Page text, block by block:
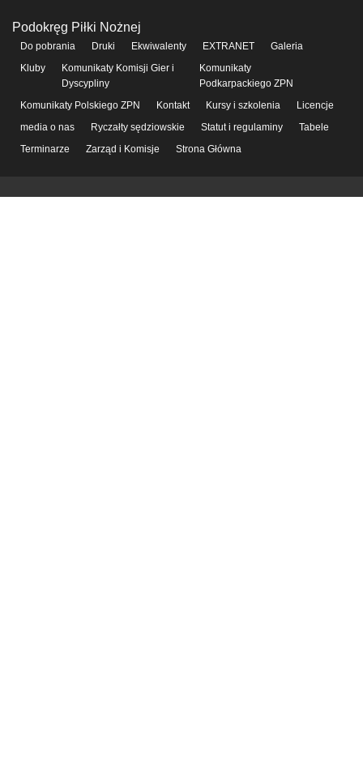
Podokręg Piłki Nożnej
Do pobrania Druki Ekwiwalenty EXTRANET
Galeria
Kluby
Komunikaty Komisji Gier i
Dyscypliny
Komunikaty
Podkarpackiego ZPN
Komunikaty Polskiego ZPN
Kontakt Kursy i szkolenia
Licencje
media o nas
Ryczałty sędziowskie Statut i regulaminy
Tabele
Terminarze
Zarząd i Komisje Strona Główna